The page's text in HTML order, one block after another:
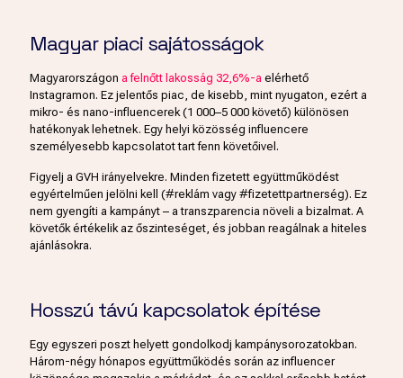
Magyar piaci sajátosságok
Magyarországon a felnőtt lakosság 32,6%-a elérhető
Instagramon. Ez jelentős piac, de kisebb, mint nyugaton, ezért a
mikro- és nano-influencerek (1 000–5 000 követő) különösen
hatékonyak lehetnek. Egy helyi közösség influencere
személyesebb kapcsolatot tart fenn követőivel.
Figyelj a GVH irányelvekre. Minden fizetett együttműködést
egyértelműen jelölni kell (#reklám vagy #fizetettpartnerség). Ez
nem gyengíti a kampányt – a transzparencia növeli a bizalmat. A
követők értékelik az őszinteséget, és jobban reagálnak a hiteles
ajánlásokra.
Hosszú távú kapcsolatok építése
Egy egyszeri poszt helyett gondolkodj kampánysorozatokban.
Három-négy hónapos együttműködés során az influencer